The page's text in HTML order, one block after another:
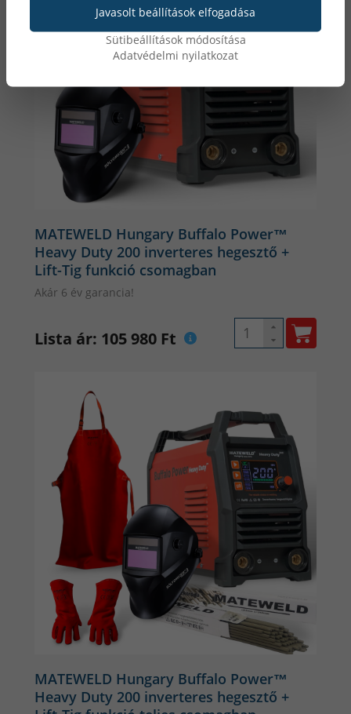
MATEWELD Hungary Buffalo Power™
Heavy Duty 200 inverteres hegesztő +
Lift-Tig funkció csomagban
Akár 6 év garancia!
Lista ár: 105 980 Ft
MATEWELD Hungary Buffalo Power™
Heavy Duty 200 inverteres hegesztő +
Javasolt beállítások elfogadása
Sütibeállítások módosítása
Adatvédelmi nyilatkozat